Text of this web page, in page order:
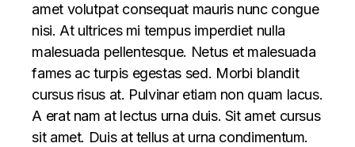
amet volutpat consequat mauris nunc congue
nisi. At ultrices mi tempus imperdiet nulla
malesuada pellentesque. Netus et malesuada
fames ac turpis egestas sed. Morbi blandit
cursus risus at. Pulvinar etiam non quam lacus.
A erat nam at lectus urna duis. Sit amet cursus
sit amet. Duis at tellus at urna condimentum.